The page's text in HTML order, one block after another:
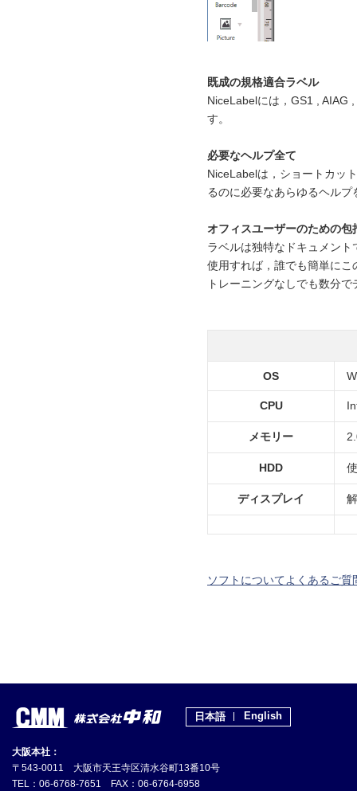
既成の規格適合ラベル
NiceLabelには，GS1 , AIAG
す。
必要なヘルプ全て
NiceLabelは，ショートカッ
るのに必要なあらゆるヘル
オフィスユーザーのための包
ラベルは独特なドキュメン
使用すれば，誰でも簡単に
トレーニングなしでも数分
OS
CPU
メモリー
HDD
ディスプレイ
ソフトについてよくあるご質
日本語 English
大阪本社：
〒543-0011 大阪市天王寺区清水谷町13番10号
TEL：06-6768-7651 FAX：06-6764-6958